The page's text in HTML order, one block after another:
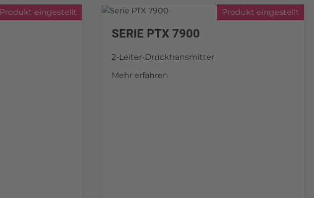
Produkt eingestellt Produkt eingestellt
SERIE PTX 7900
2-Leiter-Drucktransmitter
Mehr erfahren